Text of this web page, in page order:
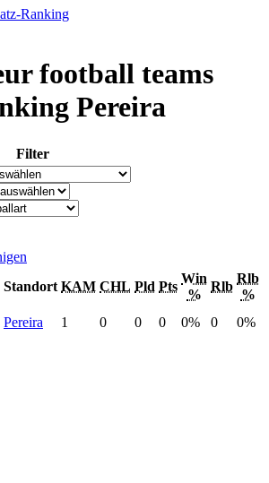
Ranking
football teams
Pereira
Filter
Standort KAM CHL Pld Pts
Win
%
Rlb
Rlb
%
Pereira 1 0 0 0 0% 0
0%